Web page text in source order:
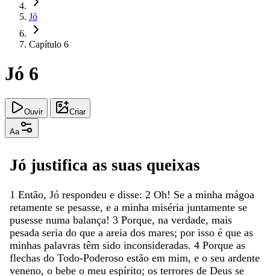
Jó
Capítulo 6
Jó 6
Ouvir Criar
Aa
Jó justifica as suas queixas
1 Então, Jó respondeu e disse: 2 Oh! Se a minha mágoa
retamente se pesasse, e a minha miséria juntamente se
pusesse numa balança! 3 Porque, na verdade, mais
pesada seria do que a areia dos mares; por isso é que as
minhas palavras têm sido inconsideradas. 4 Porque as
flechas do Todo-Poderoso estão em mim, e o seu ardente
veneno, o bebe o meu espírito; os terrores de Deus se